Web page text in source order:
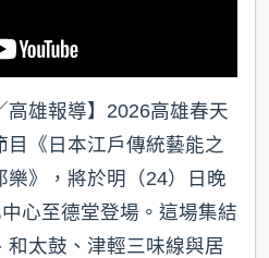
高雄報導】2026高雄春天
《日本江戶傳統藝能之
樂》，將於明（24）日晚
心至德堂登場。這場集結
和太鼓、津輕三味線與居